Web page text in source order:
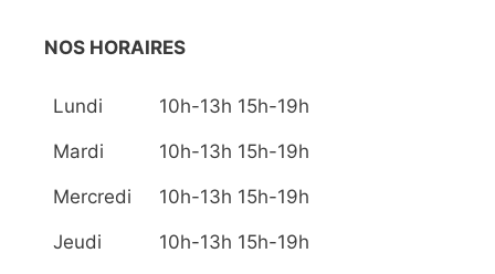
NOS HORAIRES
Lundi 10h-13h 15h-19h
Mardi 10h-13h 15h-19h
Mercredi 10h-13h 15h-19h
Jeudi 10h-13h 15h-19h